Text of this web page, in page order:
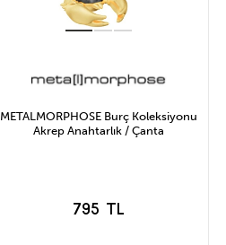
METALMORPHOSE Burç Koleksiyonu
Akrep Anahtarlık / Çanta
795 TL